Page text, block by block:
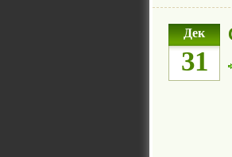
Дек
31